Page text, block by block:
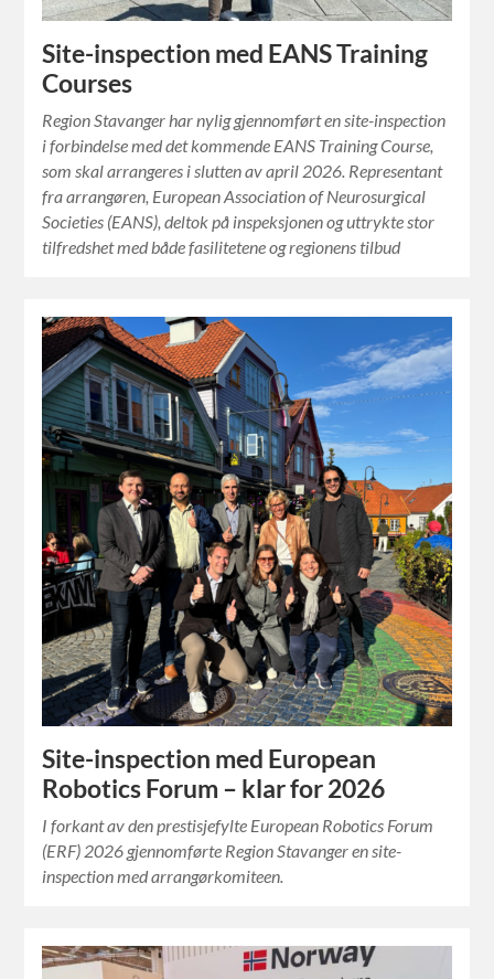
Site-inspection med EANS Training
Courses
Region Stavanger har nylig gjennomført en site-inspection
i forbindelse med det kommende EANS Training Course,
som skal arrangeres i slutten av april 2026. Representant
fra arrangøren, European Association of Neurosurgical
Societies (EANS), deltok på inspeksjonen og uttrykte stor
tilfredshet med både fasilitetene og regionens tilbud
Site-inspection med European
Robotics Forum – klar for 2026
I forkant av den prestisjefylte European Robotics Forum
(ERF) 2026 gjennomførte Region Stavanger en site-
inspection med arrangørkomiteen.